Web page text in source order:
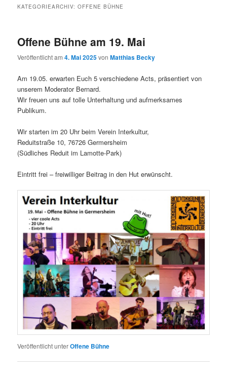
KATEGORIEARCHIV:OFFENE BÜHNE
Offene Bühne am 19. Mai
Veröffentlicht am4. Mai 2025vonMatthias Becky
Am 19.05. erwarten Euch 5 verschiedene Acts, präsentiert von
unserem Moderator Bernard.
Wir freuen uns auf tolle Unterhaltung und aufmerksames
Publikum.
Wir starten im 20 Uhr beim Verein Interkultur,
Reduitstraße 10, 76726 Germersheim
(Südliches Reduit im Lamotte-Park)
Eintritt frei – freiwilliger Beitrag in den Hut erwünscht.
Veröffentlicht unterOffene Bühne